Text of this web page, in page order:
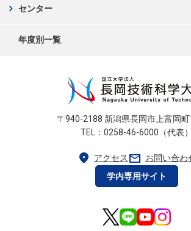
センター
chevron_right
年度別一覧
〒940-2188 新潟県長岡市上富岡町
TEL：0258-46-6000（代表）
location_on アクセス mail お問い合わ
学内専用サイト